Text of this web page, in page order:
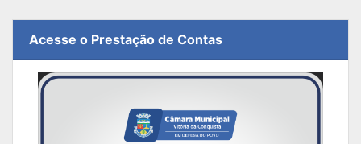
Acesse o Prestação de Contas